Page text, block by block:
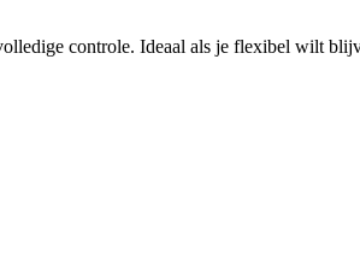
controle. Ideaal als je flexibel wilt